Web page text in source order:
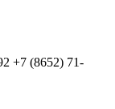
+7 (8652) 71-